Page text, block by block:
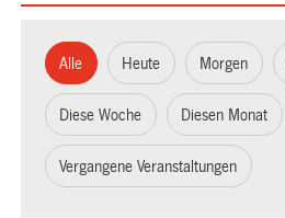
Alle Heute Morgen
Diese Woche Diesen Monat
Vergangene Veranstaltungen